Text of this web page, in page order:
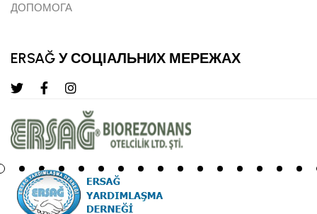
ДОПОМОГА
ERSAĞ У СОЦІАЛЬНИХ МЕРЕЖАХ